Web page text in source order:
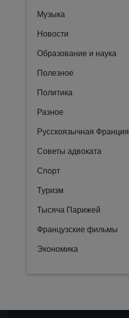
Музыка
Новости
Образование и наука
Полезное
Политика
Разное
Русскоязычная Франция
Советы адвоката
Спорт
Туризм
Тысяча Парижей
Французские фильмы
Экономика